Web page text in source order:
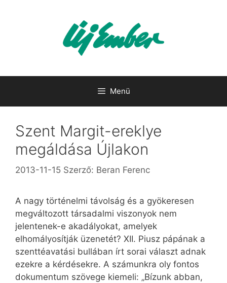
Menü
Szent Margit-ereklye
megáldása Újlakon
2013-11-15 Szerző: Beran Ferenc
A nagy történelmi távolság és a gyökeresen
megváltozott társadalmi viszonyok nem
jelentenek-e akadályokat, amelyek
elhomályosítják üzenetét? XII. Piusz pápának a
szenttéavatási bullában írt sorai választ adnak
ezekre a kérdésekre. A számunkra oly fontos
dokumentum szövege kiemeli: „Bízunk abban,